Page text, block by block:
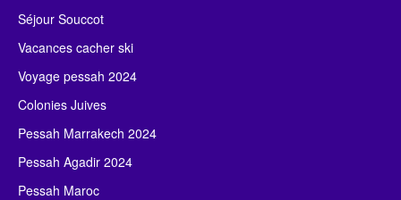
Séjour Souccot
Vacances cacher ski
Voyage pessah 2024
Colonies Juives
Pessah Marrakech 2024
Pessah Agadir 2024
Pessah Maroc